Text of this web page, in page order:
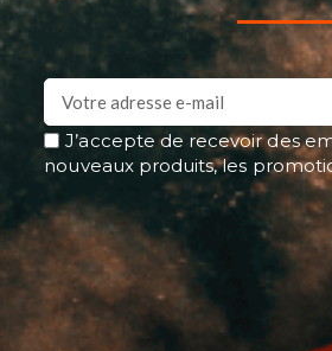
J’accepte de recevoir des
nouveaux produits, les